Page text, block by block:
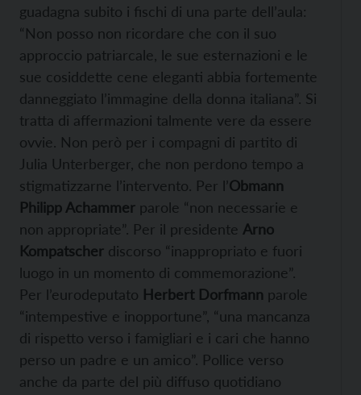
guadagna subito i fischi di una parte dell’aula:
“Non posso non ricordare che con il suo
approccio patriarcale, le sue esternazioni e le
sue cosiddette cene eleganti abbia fortemente
danneggiato l’immagine della donna italiana”. Si
tratta di affermazioni talmente vere da essere
ovvie. Non però per i compagni di partito di
Julia Unterberger, che non perdono tempo a
stigmatizzarne l’intervento. Per l’Obmann
Philipp Achammer parole “non necessarie e
non appropriate”. Per il presidente Arno
Kompatscher discorso “inappropriato e fuori
luogo in un momento di commemorazione”.
Per l’eurodeputato Herbert Dorfmann parole
“intempestive e inopportune”, “una mancanza
di rispetto verso i famigliari e i cari che hanno
perso un padre e un amico”. Pollice verso
anche da parte del più diffuso quotidiano